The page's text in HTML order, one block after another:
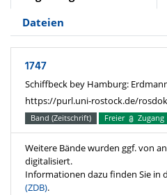
Dateien
1747
Schiffbeck bey Hamburg:
https://purl.uni-rostock.de/
Band (Zeitschrift) Freier Zugang
Weitere Bände wurden ggf. von
digitalisiert.
Informationen dazu finden Sie in
(ZDB).